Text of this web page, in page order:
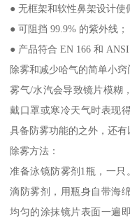
● 无框架和软性鼻架设计使
● 可阻挡 99.9% 的紫外线；
● 产品符合 EN 166 和 ANSI
除雾和减少哈气的简单小窍
雾气/水汽会导致镜片模糊
戴口罩或寒冷天气时表现
具备防雾功能的之外，还有
除雾方法：
准备泳镜防雾剂1瓶，一
滴防雾剂，用瓶身自带海
均匀的涂抹镜片表面一遍